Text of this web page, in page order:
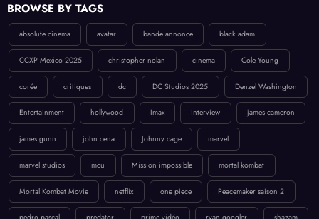
BROWSE BY TAGS
absolute cinema avatar bande annonce black adam
CCXP Mexico 2025 christopher nolan cinema Cole Young
corée critiques dc DC Studios 2025 Denzel Washington
Entertainment hollywood Imax interview james cameron
james gunn john cena Johnny cage marvel
marvel studios mcu Mission impossible mortal kombat
Mortal Kombat Movie netflix one piece Peacemaker saison 2